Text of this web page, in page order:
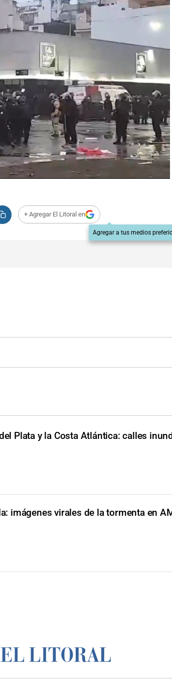
+ Agregar El Litoral en
Agregar a tus medios
Plata y la Costa Atlántica: calles
imágenes virales de la tormenta en